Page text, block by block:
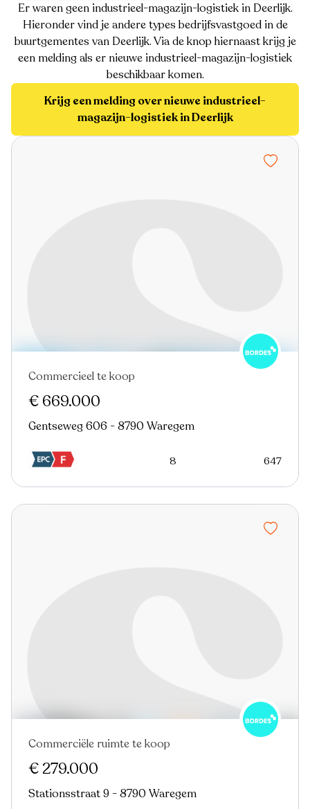
Er waren geen industrieel-magazijn-logistiek in Deerlijk.
Hieronder vind je andere types bedrijfsvastgoed in de
buurtgementes van Deerlijk. Via de knop hiernaast krijg je
een melding als er nieuwe industrieel-magazijn-logistiek
beschikbaar komen.
Krijg een melding over nieuwe industrieel-
magazijn-logistiek in Deerlijk
Nieuw
Commercieel te koop
€ 669.000
Gentseweg 606 - 8790 Waregem
8 647
Nieuw
Commerciële ruimte te koop
€ 279.000
Stationsstraat 9 - 8790 Waregem